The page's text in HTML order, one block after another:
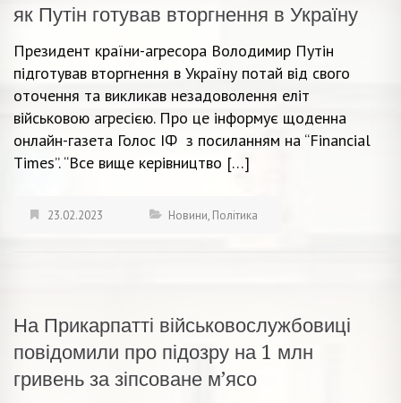
як Путін готував вторгнення в Україну
Президент країни-агресора Володимир Путін
підготував вторгнення в Україну потай від свого
оточення та викликав незадоволення еліт
військовою агресією. Про це інформує щоденна
онлайн-газета Голос ІФ з посиланням на “Financial
Times”. “Все вище керівництво […]
23.02.2023 Новини, Політика
На Прикарпатті військовослужбовиці
повідомили про підозру на 1 млн
гривень за зіпсоване м’ясо